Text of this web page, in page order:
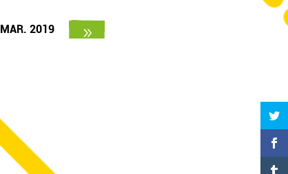
MAR. 2019